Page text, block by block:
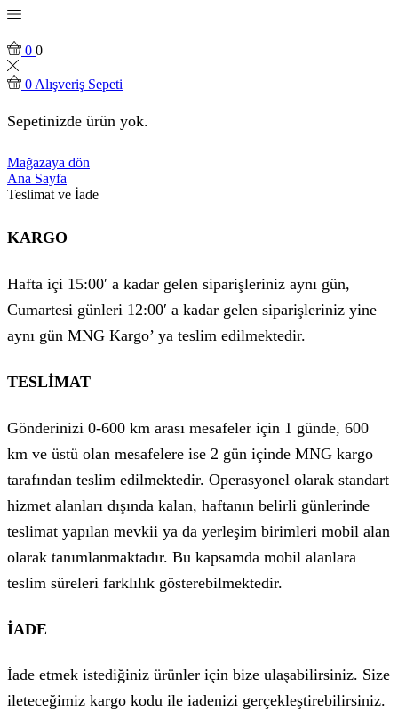
0 0
0 Alışveriş Sepeti
Sepetinizde ürün yok.
Mağazaya dön
Ana Sayfa
Teslimat ve İade
KARGO
Hafta içi 15:00′ a kadar gelen siparişleriniz aynı gün,
Cumartesi günleri 12:00′ a kadar gelen siparişleriniz yine
aynı gün MNG Kargo’ ya teslim edilmektedir.
TESLİMAT
Gönderinizi 0-600 km arası mesafeler için 1 günde, 600
km ve üstü olan mesafelere ise 2 gün içinde MNG kargo
tarafından teslim edilmektedir. Operasyonel olarak standart
hizmet alanları dışında kalan, haftanın belirli günlerinde
teslimat yapılan mevkii ya da yerleşim birimleri mobil alan
olarak tanımlanmaktadır. Bu kapsamda mobil alanlara
teslim süreleri farklılık gösterebilmektedir.
İADE
İade etmek istediğiniz ürünler için bize ulaşabilirsiniz. Size
ileteceğimiz kargo kodu ile iadenizi gerçekleştirebilirsiniz.